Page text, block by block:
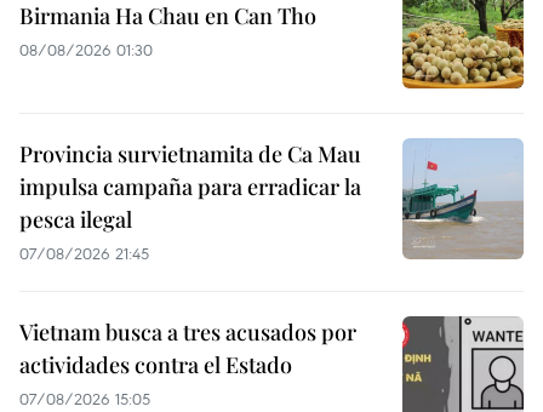
Birmania Ha Chau en Can Tho
08/08/2026 01:30
Provincia survietnamita de Ca Mau
impulsa campaña para erradicar la
pesca ilegal
07/08/2026 21:45
Vietnam busca a tres acusados por
actividades contra el Estado
07/08/2026 15:05